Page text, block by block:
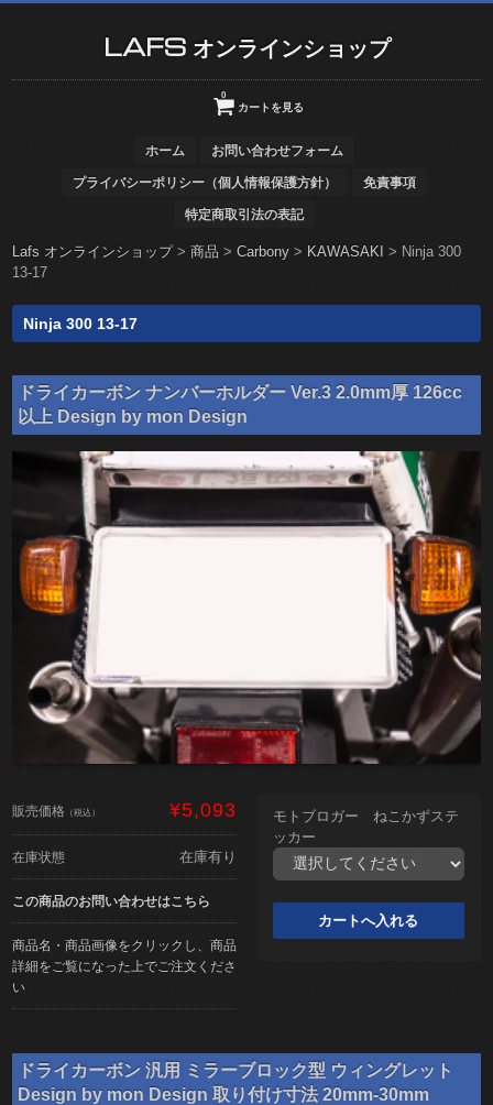
LAFS オンラインショップ
カートを見る
0
ホーム お問い合わせフォーム
プライバシーポリシー（個人情報保護方針） 免責事項
特定商取引法の表記
Lafs オンラインショップ>商品 >Carbony > KAWASAKI > Ninja 300
13-17
Ninja 300 13-17
ドライカーボン ナンバーホルダー Ver.3 2.0mm厚 126cc
以上 Design by mon Design
販売価格 （税込） ¥5,093
在庫状態 在庫有り
この商品のお問い合わせはこちら
商品名・商品画像をクリックし、商品
詳細をご覧になった上でご注文くださ
い
モトブロガー ねこかずステ
ッカー
ドライカーボン 汎用 ミラーブロック型 ウィングレット
Design by mon Design 取り付け寸法 20mm-30mm